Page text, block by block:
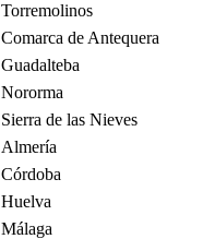
Torremolinos
Comarca de Antequera
Guadalteba
Nororma
Sierra de las Nieves
Almería
Córdoba
Huelva
Málaga